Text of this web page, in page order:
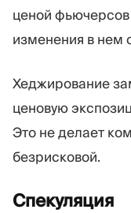
ценой
изменения в нем
Хеджирование
ценовую
Это не делает
безрисковой.
Спекуляция